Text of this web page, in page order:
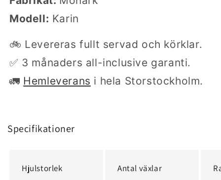
Modell: Karin
🚲 Levereras fullt servad och körklar.
✅ 3 månaders all-inclusive garanti.
🚛 Hemleverans i hela Storstockholm.
Specifikationer
Hjulstorlek Antal växlar